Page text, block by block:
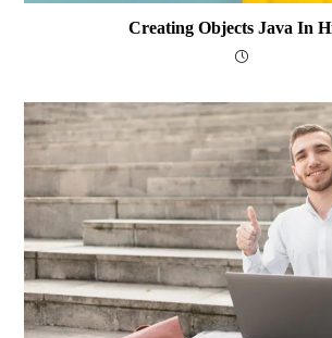
Creating Objects Java In